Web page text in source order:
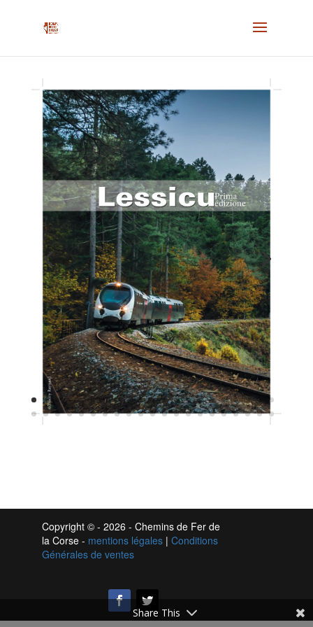
Copyright © - 2026 - Chemins de Fer de
la Corse - mentions légales| Conditions
Générales de ventes
Share This